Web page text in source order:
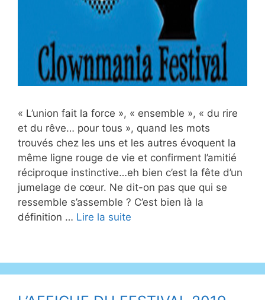
« L’union fait la force », « ensemble », « du rire
et du rêve… pour tous », quand les mots
trouvés chez les uns et les autres évoquent la
même ligne rouge de vie et confirment l’amitié
réciproque instinctive…eh bien c’est la fête d’un
jumelage de cœur. Ne dit-on pas que qui se
ressemble s’assemble ? C’est bien là la
définition … Lire la suite